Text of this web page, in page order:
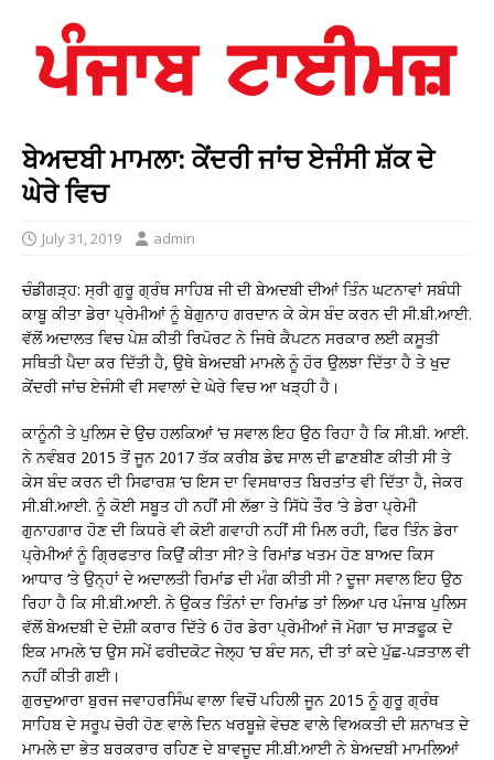
ਬੇਅਦਬੀ ਮਾਮਲਾ: ਕੇਂਦਰੀ ਜਾਂਚ ਏਜੰਸੀ ਸ਼ੱਕ ਦੇ
ਘੇਰੇ ਵਿਚ
July 31, 2019 admin
ਚੰਡੀਗੜ੍ਹ: ਸ੍ਰੀ ਗੁਰੂ ਗ੍ਰੰਥ ਸਾਹਿਬ ਜੀ ਦੀ ਬੇਅਦਬੀ ਦੀਆਂ ਤਿੰਨ ਘਟਨਾਵਾਂ ਸਬੰਧੀ
ਕਾਬੂ ਕੀਤਾ ਡੇਰਾ ਪ੍ਰੇਮੀਆਂ ਨੂੰ ਬੇਗੁਨਾਹ ਗਰਦਾਨ ਕੇ ਕੇਸ ਬੰਦ ਕਰਨ ਦੀ ਸੀ.ਬੀ.ਆਈ.
ਵੱਲੋਂ ਅਦਾਲਤ ਵਿਚ ਪੇਸ਼ ਕੀਤੀ ਰਿਪੋਰਟ ਨੇ ਜਿਥੇ ਕੈਪਟਨ ਸਰਕਾਰ ਲਈ ਕਸੂਤੀ
ਸਥਿਤੀ ਪੈਦਾ ਕਰ ਦਿੱਤੀ ਹੈ, ਉਥੇ ਬੇਅਦਬੀ ਮਾਮਲੇ ਨੂੰ ਹੋਰ ਉਲਝਾ ਦਿੱਤਾ ਹੈ ਤੇ ਖੁਦ
ਕੇਂਦਰੀ ਜਾਂਚ ਏਜੰਸੀ ਵੀ ਸਵਾਲਾਂ ਦੇ ਘੇਰੇ ਵਿਚ ਆ ਖੜ੍ਹੀ ਹੈ।
ਕਾਨੂੰਨੀ ਤੇ ਪੁਲਿਸ ਦੇ ਉਚ ਹਲਕਿਆਂ ‘ਚ ਸਵਾਲ ਇਹ ਉਠ ਰਿਹਾ ਹੈ ਕਿ ਸੀ.ਬੀ. ਆਈ.
ਨੇ ਨਵੰਬਰ 2015 ਤੋਂ ਜੂਨ 2017 ਤੱਕ ਕਰੀਬ ਡੇਢ ਸਾਲ ਦੀ ਛਾਣਬੀਣ ਕੀਤੀ ਸੀ ਤੇ
ਕੇਸ ਬੰਦ ਕਰਨ ਦੀ ਸਿਫਾਰਸ਼ ‘ਚ ਇਸ ਦਾ ਵਿਸਥਾਰਤ ਬਿਰਤਾਂਤ ਵੀ ਦਿੱਤਾ ਹੈ, ਜੇਕਰ
ਸੀ.ਬੀ.ਆਈ. ਨੂੰ ਕੋਈ ਸਬੂਤ ਹੀ ਨਹੀਂ ਸੀ ਲੱਭਾ ਤੇ ਸਿੱਧੇ ਤੌਰ ‘ਤੇ ਡੇਰਾ ਪ੍ਰੇਮੀ
ਗੁਨਾਹਗਾਰ ਹੋਣ ਦੀ ਕਿਧਰੇ ਵੀ ਕੋਈ ਗਵਾਹੀ ਨਹੀਂ ਸੀ ਮਿਲ ਰਹੀ, ਫਿਰ ਤਿੰਨ ਡੇਰਾ
ਪ੍ਰੇਮੀਆਂ ਨੂੰ ਗ੍ਰਿਫਤਾਰ ਕਿਉਂ ਕੀਤਾ ਸੀ? ਤੇ ਰਿਮਾਂਡ ਖਤਮ ਹੋਣ ਬਾਅਦ ਕਿਸ
ਆਧਾਰ ‘ਤੇ ਉਨ੍ਹਾਂ ਦੇ ਅਦਾਲਤੀ ਰਿਮਾਂਡ ਦੀ ਮੰਗ ਕੀਤੀ ਸੀ ? ਦੂਜਾ ਸਵਾਲ ਇਹ ਉਠ
ਰਿਹਾ ਹੈ ਕਿ ਸੀ.ਬੀ.ਆਈ. ਨੇ ਉਕਤ ਤਿੰਨਾਂ ਦਾ ਰਿਮਾਂਡ ਤਾਂ ਲਿਆ ਪਰ ਪੰਜਾਬ ਪੁਲਿਸ
ਵੱਲੋਂ ਬੇਅਦਬੀ ਦੇ ਦੋਸ਼ੀ ਕਰਾਰ ਦਿੱਤੇ 6 ਹੋਰ ਡੇਰਾ ਪ੍ਰੇਮੀਆਂ ਜੋ ਮੋਗਾ ‘ਚ ਸਾੜਫੂਕ ਦੇ
ਇਕ ਮਾਮਲੇ ‘ਚ ਉਸ ਸਮੇਂ ਫਰੀਦਕੋਟ ਜੇਲ੍ਹ ‘ਚ ਬੰਦ ਸਨ, ਦੀ ਤਾਂ ਕਦੇ ਪੁੱਛ-ਪੜਤਾਲ ਵੀ
ਨਹੀਂ ਕੀਤੀ ਗਈ।
ਗੁਰਦੁਆਰਾ ਬੁਰਜ ਜਵਾਹਰਸਿੰਘ ਵਾਲਾ ਵਿਚੋਂ ਪਹਿਲੀ ਜੂਨ 2015 ਨੂੰ ਗੁਰੂ ਗ੍ਰੰਥ
ਸਾਹਿਬ ਦੇ ਸਰੂਪ ਚੋਰੀ ਹੋਣ ਵਾਲੇ ਦਿਨ ਖਰਬੂਜ਼ੇ ਵੇਚਣ ਵਾਲੇ ਵਿਅਕਤੀ ਦੀ ਸ਼ਨਾਖਤ ਦੇ
ਮਾਮਲੇ ਦਾ ਭੇਤ ਬਰਕਰਾਰ ਰਹਿਣ ਦੇ ਬਾਵਜੂਦ ਸੀ.ਬੀ.ਆਈ ਨੇ ਬੇਅਦਬੀ ਮਾਮਲਿਆਂ